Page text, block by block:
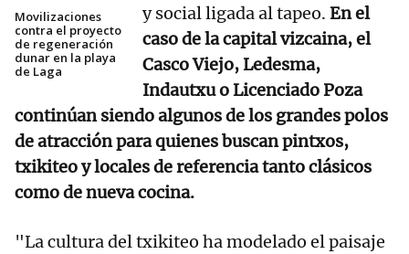
Movilizaciones
contra el proyecto
de regeneración
dunar en la playa
de Laga
y social ligada al tapeo. En el
caso de la capital vizcaina, el
Casco Viejo, Ledesma,
Indautxu o Licenciado Poza
continúan siendo algunos de los grandes polos
de atracción para quienes buscan pintxos,
txikiteo y locales de referencia tanto clásicos
como de nueva cocina.
"La cultura del txikiteo ha modelado el paisaje